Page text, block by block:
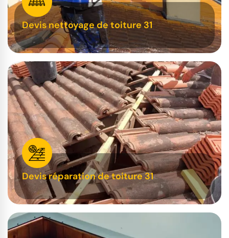
Devis nettoyage de toiture 31
Devis réparation de toiture 31